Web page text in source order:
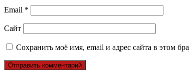
Email *
Сайт
Сохранить моё имя, email и адрес сайта в этом